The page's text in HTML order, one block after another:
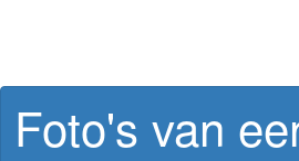
Foto's van